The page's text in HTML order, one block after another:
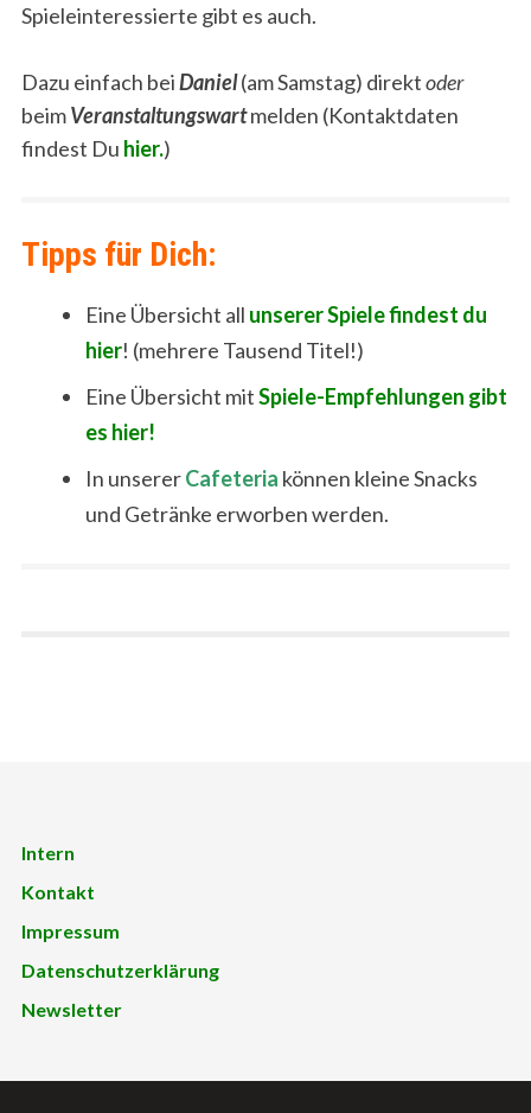
Spieleinteressierte gibt es auch.
Dazu einfach beiDaniel(am Samstag) direktoder
beimVeranstaltungswartmelden (Kontaktdaten
findest Du hier.)
Tipps für Dich:
Eine Übersicht all unserer Spiele findest du
hier! (mehrere Tausend Titel!)
Eine Übersicht mitSpiele-Empfehlungen gibt
es hier!
In unsererCafeteria können kleine Snacks
und Getränke erworben werden.
Intern
Kontakt
Impressum
Datenschutzerklärung
Newsletter